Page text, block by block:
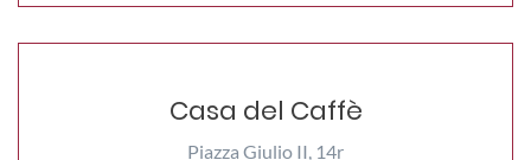
Casa del Caffè
Piazza Giulio II, 14r